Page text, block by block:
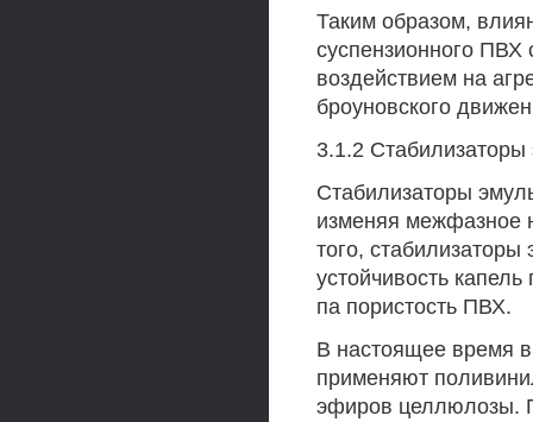
Таким образом,
суспензионного
воздействием на
броуновского
3.1.2 Стабилизаторы
Стабилизаторы
изменяя межфазное
того,
устойчивость
па пористость ПВХ.
В настоящее время
применяют
эфиров целлюлозы.